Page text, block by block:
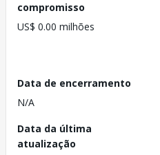
compromisso
US$ 0.00 milhões
Data de encerramento
N/A
Data da última
atualização